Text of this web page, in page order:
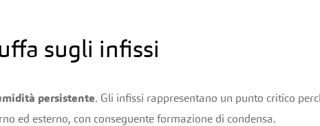
sugli infissi
persistente. Gli infissi rappresentano un punto critico
ed esterno, con conseguente formazione di condensa.